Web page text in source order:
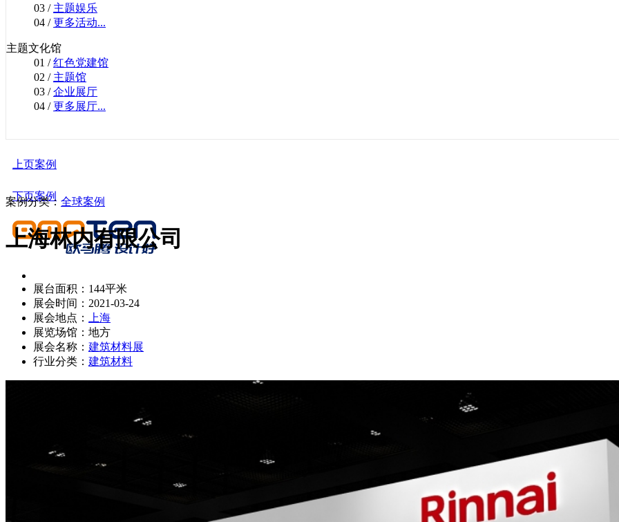
03 / 主题娱乐
04 /更多活动...
主题文化馆
01 /红色党建馆
02 / 主题馆
03 /企业展厅
04 /更多展厅...
上页案例
下页案例
案例分类： 全球案例
上海林内有限公司
展台面积：144平米
展会时间：2021-03-24
展会地点：
上海
展览场馆：地方
展会名称： 建筑材料展
行业分类： 建筑材料